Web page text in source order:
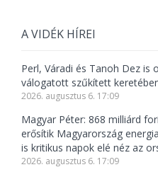
A VIDÉK HÍREI
Perl, Váradi és Tanoh Dez is
válogatott szűkített
2026. augusztus 6. 17:09
Magyar Péter: 868 milliárd
erősítik Magyarország
is kritikus napok elé néz az
2026. augusztus 6. 17:09